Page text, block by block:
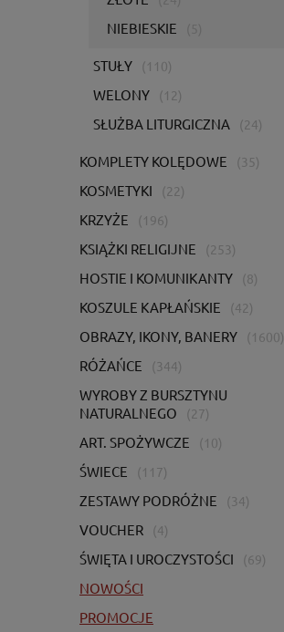
NIEBIESKIE
STUŁY (110)
WELONY (12)
SŁUŻBA LITURGICZNA (24)
KOMPLETY KOLĘDOWE (35)
KOSMETYKI (22)
KRZYŻE (196)
KSIĄŻKI RELIGIJNE (253)
HOSTIE I KOMUNIKANTY (8)
KOSZULE KAPŁAŃSKIE (42)
OBRAZY, IKONY, BANERY (1600)
RÓŻAŃCE (344)
WYROBY Z BURSZTYNU
NATURALNEGO
(27)
ART. SPOŻYWCZE (10)
ŚWIECE (117)
ZESTAWY PODRÓŻNE (34)
VOUCHER (4)
ŚWIĘTA I UROCZYSTOŚCI (69)
NOWOŚCI
PROMOCJE